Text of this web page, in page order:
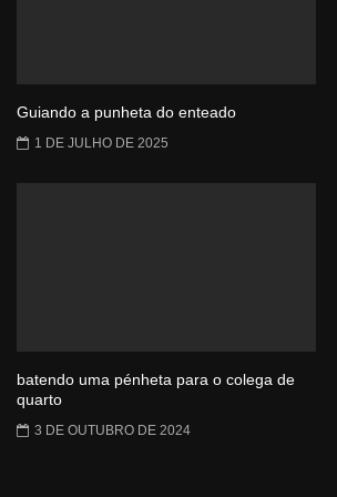
Guiando a punheta do enteado
1 DE JULHO DE 2025
batendo uma pénheta para o colega de
quarto
3 DE OUTUBRO DE 2024